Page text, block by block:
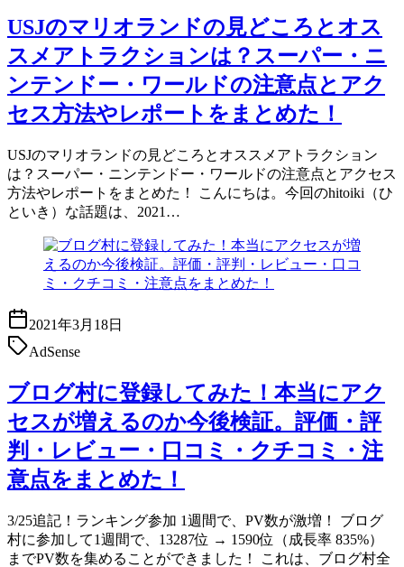
USJのマリオランドの見どころとオス
スメアトラクションは？スーパー・ニ
ンテンドー・ワールドの注意点とアク
セス方法やレポートをまとめた！
USJのマリオランドの見どころとオススメアトラクション
は？スーパー・ニンテンドー・ワールドの注意点とアクセス
方法やレポートをまとめた！ こんにちは。今回のhitoiki（ひ
といき）な話題は、2021…
2021年3月18日
AdSense
ブログ村に登録してみた！本当にアク
セスが増えるのか今後検証。評価・評
判・レビュー・口コミ・クチコミ・注
意点をまとめた！
3/25追記！ランキング参加 1週間で、PV数が激増！ ブログ
村に参加して1週間で、13287位 → 1590位（成長率 835%）
までPV数を集めることができました！ これは、ブログ村全